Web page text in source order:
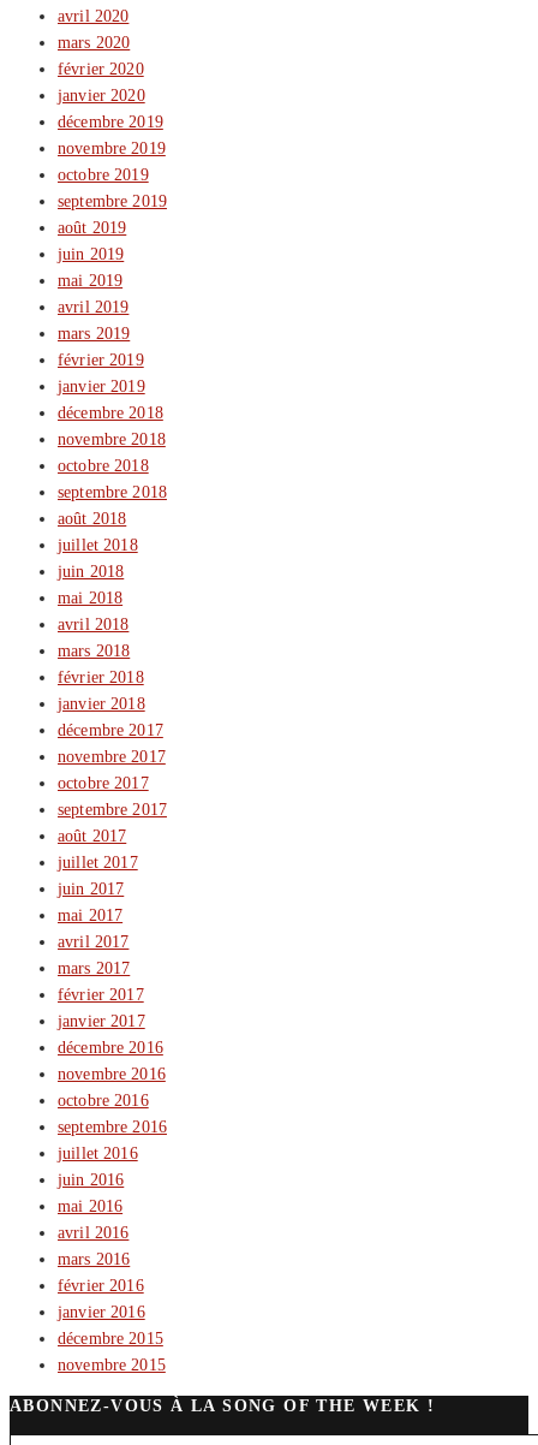
avril 2020
mars 2020
février 2020
janvier 2020
décembre 2019
novembre 2019
octobre 2019
septembre 2019
août 2019
juin 2019
mai 2019
avril 2019
mars 2019
février 2019
janvier 2019
décembre 2018
novembre 2018
octobre 2018
septembre 2018
août 2018
juillet 2018
juin 2018
mai 2018
avril 2018
mars 2018
février 2018
janvier 2018
décembre 2017
novembre 2017
octobre 2017
septembre 2017
août 2017
juillet 2017
juin 2017
mai 2017
avril 2017
mars 2017
février 2017
janvier 2017
décembre 2016
novembre 2016
octobre 2016
septembre 2016
juillet 2016
juin 2016
mai 2016
avril 2016
mars 2016
février 2016
janvier 2016
décembre 2015
novembre 2015
ABONNEZ-VOUS À LA SONG OF THE WEEK !